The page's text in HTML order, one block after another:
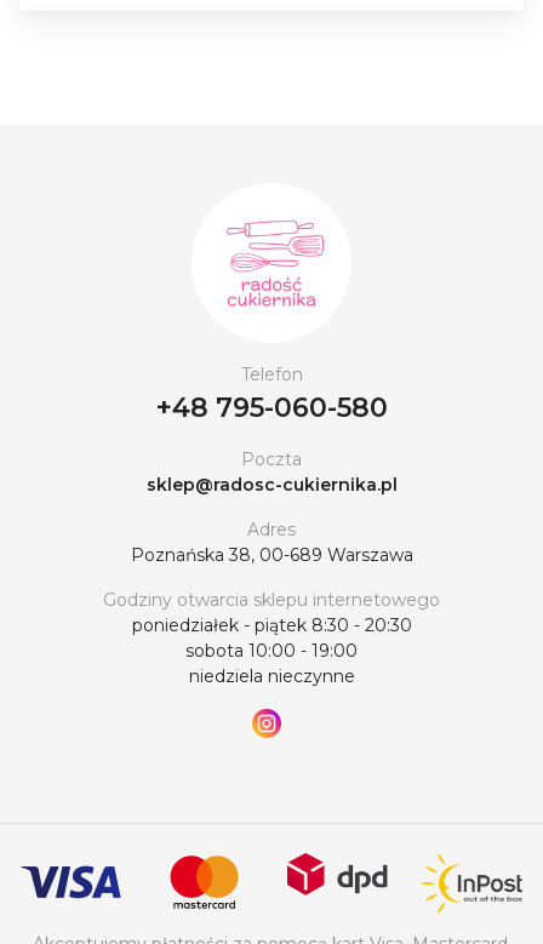
Telefon
+48 795-060-580
Poczta
sklep@radosc-cukiernika.pl
Adres
Poznańska 38, 00-689 Warszawa
Godziny otwarcia sklepu internetowego
poniedziałek - piątek 8:30 - 20:30
sobota 10:00 - 19:00
niedziela nieczynne